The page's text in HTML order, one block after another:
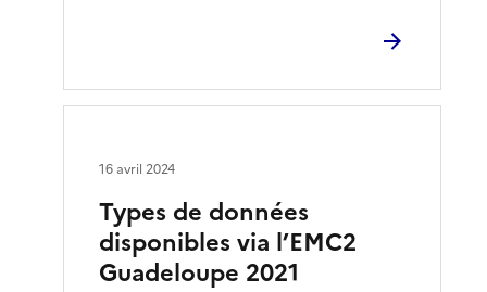
Types de données
disponibles via l’EMC2
Guadeloupe 2021
16 avril 2024